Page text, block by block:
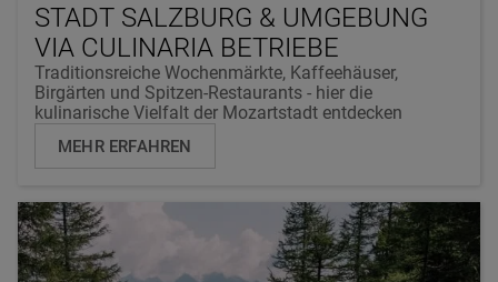
STADT SALZBURG & UMGEBUNG
VIA CULINARIA BETRIEBE
Traditionsreiche Wochenmärkte, Kaffeehäuser,
Birgärten und Spitzen-Restaurants - hier die
kulinarische Vielfalt der Mozartstadt entdecken
MEHR ERFAHREN